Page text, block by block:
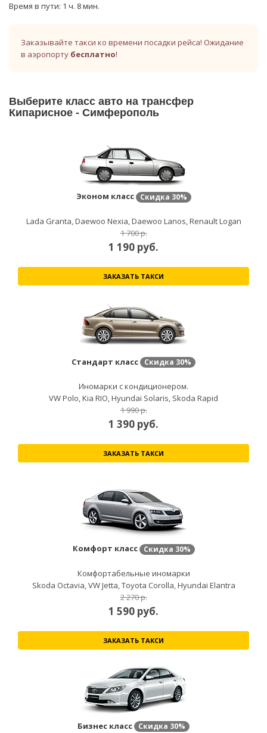
Время в пути: 1 ч. 8 мин.
Заказывайте такси ко времени посадки рейса! Ожидание
в аэропорту бесплатно!
Выберите класс авто на трансфер
Кипарисное - Симферополь
Эконом класс Скидка 30%
Lada Granta, Daewoo Nexia, Daewoo Lanos, Renault Logan
1 700 р.
1 190 руб.
ЗАКАЗАТЬ ТАКСИ
Стандарт класс Скидка 30%
Иномарки с кондиционером.
VW Polo, Kia RIO, Hyundai Solaris, Skoda Rapid
1 990 р.
1 390 руб.
ЗАКАЗАТЬ ТАКСИ
Комфорт класс Скидка 30%
Комфортабельные иномарки
Skoda Octavia, VW Jetta, Toyota Corolla, Hyundai Elantra
2 270 р.
1 590 руб.
ЗАКАЗАТЬ ТАКСИ
Бизнес класс Скидка 30%